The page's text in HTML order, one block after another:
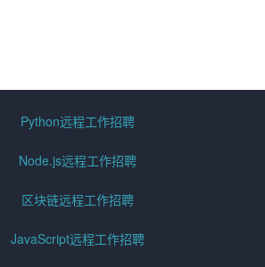
Python远程工作招聘
Node.js远程工作招聘
区块链远程工作招聘
JavaScript远程工作招聘